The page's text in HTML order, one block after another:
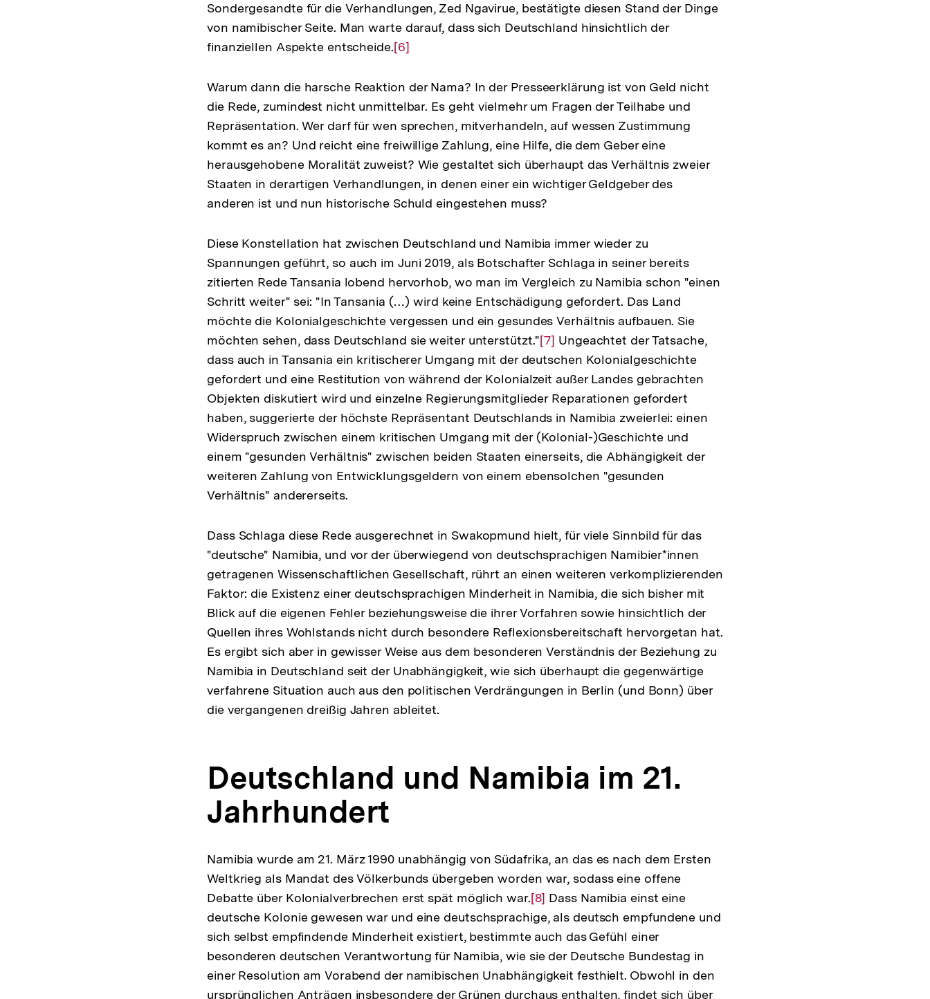
Auflösung
der
Sondergesandte für die Verhandlungen, Zed Ngavirue, bestätigte diesen Stand der Dinge
von namibischer Seite. Man warte darauf, dass sich Deutschland hinsichtlich der
finanziellen Aspekte entscheide.Zur
der
Fußnote
[6]
Warum dann die harsche Reaktion der Nama? In der Presseerklärung ist von Geld nicht
die Rede, zumindest nicht unmittelbar. Es geht vielmehr um Fragen der Teilhabe und
Repräsentation. Wer darf für wen sprechen, mitverhandeln, auf wessen Zustimmung
kommt es an? Und reicht eine freiwillige Zahlung, eine Hilfe, die dem Geber eine
herausgehobene Moralität zuweist? Wie gestaltet sich überhaupt das Verhältnis zweier
Staaten in derartigen Verhandlungen, in denen einer ein wichtiger Geldgeber des
anderen ist und nun historische Schuld eingestehen muss?
Diese Konstellation hat zwischen Deutschland und Namibia immer wieder zu
Spannungen geführt, so auch im Juni 2019, als Botschafter Schlaga in seiner bereits
zitierten Rede Tansania lobend hervorhob, wo man im Vergleich zu Namibia schon "einen
Schritt weiter" sei: "In Tansania (…) wird keine Entschädigung gefordert. Das Land
möchte die Kolonialgeschichte vergessen und ein gesundes Verhältnis aufbauen. Sie
möchten sehen, dass Deutschland sie weiter unterstützt."Zur
Auflösung
der
Fußnote
[7] Ungeachtet der Tatsache,
dass auch in Tansania ein kritischerer Umgang mit der deutschen Kolonialgeschichte
gefordert und eine Restitution von während der Kolonialzeit außer Landes gebrachten
Objekten diskutiert wird und einzelne Regierungsmitglieder Reparationen gefordert
haben, suggerierte der höchste Repräsentant Deutschlands in Namibia zweierlei: einen
Widerspruch zwischen einem kritischen Umgang mit der (Kolonial-)Geschichte und
einem "gesunden Verhältnis" zwischen beiden Staaten einerseits, die Abhängigkeit der
weiteren Zahlung von Entwicklungsgeldern von einem ebensolchen "gesunden
Verhältnis" andererseits.
Dass Schlaga diese Rede ausgerechnet in Swakopmund hielt, für viele Sinnbild für das
"deutsche" Namibia, und vor der überwiegend von deutschsprachigen Namibier*innen
getragenen Wissenschaftlichen Gesellschaft, rührt an einen weiteren verkomplizierenden
Faktor: die Existenz einer deutschsprachigen Minderheit in Namibia, die sich bisher mit
Blick auf die eigenen Fehler beziehungsweise die ihrer Vorfahren sowie hinsichtlich der
Quellen ihres Wohlstands nicht durch besondere Reflexionsbereitschaft hervorgetan hat.
Es ergibt sich aber in gewisser Weise aus dem besonderen Verständnis der Beziehung zu
Namibia in Deutschland seit der Unabhängigkeit, wie sich überhaupt die gegenwärtige
verfahrene Situation auch aus den politischen Verdrängungen in Berlin (und Bonn) über
die vergangenen dreißig Jahren ableitet.
Deutschland und Namibia im 21.
Jahrhundert
Namibia wurde am 21. März 1990 unabhängig von Südafrika, an das es nach dem Ersten
Weltkrieg als Mandat des Völkerbunds übergeben worden war, sodass eine offene
Debatte über Kolonialverbrechen erst spät möglich war.Zur
Auflösung
der
Fußnote
[8] Dass Namibia einst eine
deutsche Kolonie gewesen war und eine deutschsprachige, als deutsch empfundene und
sich selbst empfindende Minderheit existiert, bestimmte auch das Gefühl einer
besonderen deutschen Verantwortung für Namibia, wie sie der Deutsche Bundestag in
einer Resolution am Vorabend der namibischen Unabhängigkeit festhielt. Obwohl in den
ursprünglichen Anträgen insbesondere der Grünen durchaus enthalten, findet sich über